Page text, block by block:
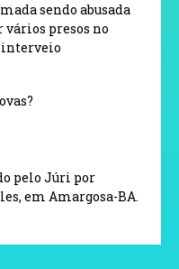
sendo abusada
presos no
interveio
pelo Júri por
em Amargosa-BA.